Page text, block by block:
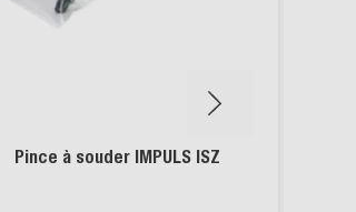
Pince à souder IMPULS ISZ